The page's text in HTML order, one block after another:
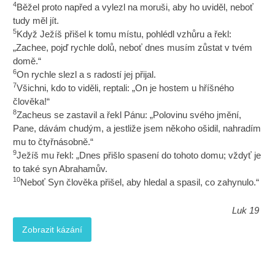
4Běžel proto napřed a vylezl na moruši, aby ho uviděl, neboť
tudy měl jít.
5Když Ježíš přišel k tomu místu, pohlédl vzhůru a řekl:
„Zachee, pojď rychle dolů, neboť dnes musím zůstat v tvém
domě.“
6On rychle slezl a s radostí jej přijal.
7Všichni, kdo to viděli, reptali: „On je hostem u hříšného
člověka!“
8Zacheus se zastavil a řekl Pánu: „Polovinu svého jmění,
Pane, dávám chudým, a jestliže jsem někoho ošidil, nahradím
mu to čtyřnásobně.“
9Ježíš mu řekl: „Dnes přišlo spasení do tohoto domu; vždyť je
to také syn Abrahamův.
10Neboť Syn člověka přišel, aby hledal a spasil, co zahynulo.“
Luk 19
Zobrazit kázání